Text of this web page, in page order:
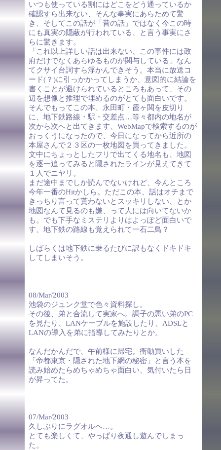
いつも使っている割にはどこをどう通っているか
確認すら出来ない、そんな事実にあらためて驚
き、そしてこの話が「昔の話」ではなく今この時
にも真実の隠蔽が行われている、と言う事実にさ
らに驚きます。
「これ以上詳しい話は出来ない、この事件には政
府だけでなくあらゆるものが関与している」なん
てクサイ台詞すら浮かんできそう。本当に放送コ
ード(？)に引っかかってしまうか、意図的に結論を
書くことが避けられているところもあって、その
辺を想像と推理で埋めるのがとても面白いです。
そんでもってこの本、永田町・霞ヶ関を皮切り
に、地下鉄路線・駅・交差点…等々都内の地名が
次から次へと出てきます、WebMapで検索するのが
おっくうになったので、今日になってから近所の
本屋さんで２３区の一枚地図を買ってきました。
文中にちょっとしたフリで出てくる地名も、地図
を逐一追ってみると隠されたラインが見えてきて
１人でニヤリ。
まだ途中までしか読んでないけれど、今んところ
今年一番のHitかしら。ただこの本、話はオチまで
きっちり言って貰わないとスッキリしない、とか
地図なんて見るのも嫌、って人には向いてないか
も。でも下手なミステリよりはよっぽど面白いで
す、地下鉄の路線も覚えられて一石二鳥？
しばらくは地下鉄に乗るたびに訳もなくドキドキ
してしまいそう。
08/Mar/2003
池袋のジュンク堂で色々資料探し。
その後、弟と合流して実家へ。調子の悪い弟のPC
を見たり、LANケーブルを施設したり、ADSLと
LANの導入を弟に指導してみたりとか。
なんだかんだで、午前様に帰宅。衝動買いした
「帝都東京・隠された地下網の秘密」と言う本を
読み始めたらめちゃめちゃ面白い、気付いたら日
が昇ってた。
07/Mar/2003
久しぶりにラグオルへ…。
とても楽しくて、やっぱり夜通し遊んでしまっ
た。